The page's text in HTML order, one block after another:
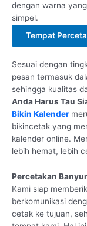
dengan warna
simpel.
Tempat
Sesuai dengan
pesan termasuk
sehingga kualitas
Anda Harus Tau
Bikin Kalender
bikincetak yang
kalender online.
lebih hemat, lebih
Percetakan
Kami siap
berkomunikasi
cetak ke tujuan,